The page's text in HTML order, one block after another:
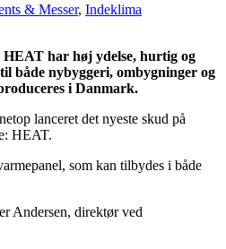
& Messer, Indeklima
HEAT har høj ydelse, hurtig og
både nybyggeri, ombygninger og
i Danmark.
lanceret det nyeste skud på
HEAT.
som kan tilbydes i både
Andersen, direktør ved